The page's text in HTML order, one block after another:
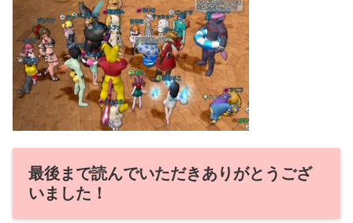
最後まで読んでいただきありがとうござ
いました！